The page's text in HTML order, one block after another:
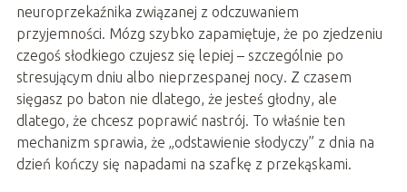
neuroprzekaźnika związanej z odczuwaniem
przyjemności. Mózg szybko zapamiętuje, że po zjedzeniu
czegoś słodkiego czujesz się lepiej – szczególnie po
stresującym dniu albo nieprzespanej nocy. Z czasem
sięgasz po baton nie dlatego, że jesteś głodny, ale
dlatego, że chcesz poprawić nastrój. To właśnie ten
mechanizm sprawia, że „odstawienie słodyczy” z dnia na
dzień kończy się napadami na szafkę z przekąskami.